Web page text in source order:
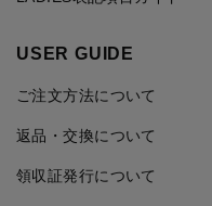
USER GUIDE
ご注文方法について
返品・交換について
領収証発行について